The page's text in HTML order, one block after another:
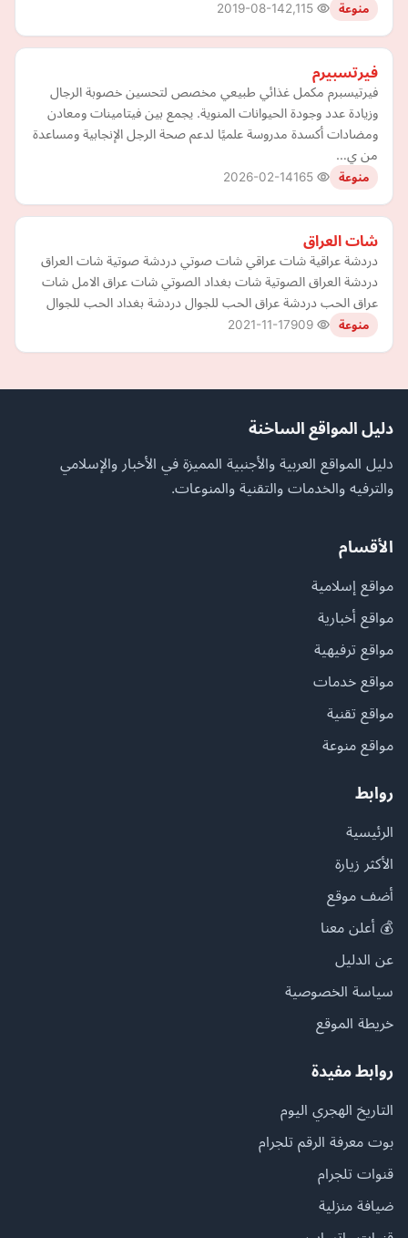
منوعة 2019-08-14
فيرتسبيرم
فيرتيسبرم مكمل غذائي طبيعي مخصص لتحسين خصوبة الرجال
وزيادة عدد وجودة الحيوانات المنوية. يجمع بين فيتامينات ومعادن
ومضادات أكسدة مدروسة علميًا لدعم صحة الرجل الإنجابية ومساعدة
من ي…
منوعة 2026-02-14
شات العراق
دردشة عراقية شات عراقي شات صوتي دردشة صوتية شات العراق
دردشة العراق الصوتية شات بغداد الصوتي شات عراق الامل شات
عراق الحب دردشة عراق الحب للجوال دردشة بغداد الحب للجوال
منوعة 2021-11-17
دليل المواقع الساخنة
دليل المواقع العربية والأجنبية المميزة في الأخبار والإسلامي
والترفيه والخدمات والتقنية والمنوعات.
الأقسام
مواقع إسلامية
مواقع أخبارية
مواقع ترفيهية
مواقع خدمات
مواقع تقنية
مواقع منوعة
روابط
الرئيسية
الأكثر زيارة
أضف موقع
💰 أعلن معنا
عن الدليل
سياسة الخصوصية
خريطة الموقع
روابط مفيدة
التاريخ الهجري اليوم
بوت معرفة الرقم تلجرام
قنوات تلجرام
ضيافة منزلية